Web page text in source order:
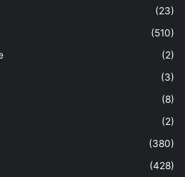
(23)
(510)
(2)
(3)
(8)
(2)
(380)
(428)